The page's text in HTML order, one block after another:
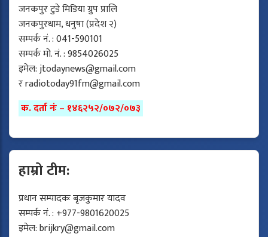
जनकपुर टुडे मिडिया ग्रुप प्रालि
जनकपुरधाम, धनुषा (प्रदेश २)
सम्पर्क नं. : 041-590101
सम्पर्क मो. नं. : 9854026025
इमेल:jtodaynews@gmail.com
रradiotoday91fm@gmail.com
क. दर्ता नंः – १४६२५२/०७२/०७३
हाम्रो टीम:
प्रधान सम्पादकः बृजकुमार यादव
सम्पर्क नं. : +977-9801620025
इमेल:brijkry@gmail.com